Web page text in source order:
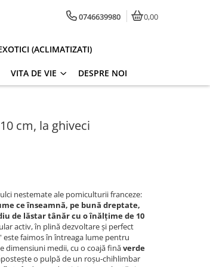
0746639980 0,00
(ACLIMATIZATI)
VITA DE VIE DESPRE NOI
cm, la ghiveci
nestemate ale pomiculturii franceze:
ce înseamnă, pe bună dreptate,
de lăstar tânăr cu o înălțime de 10
activ, în plină dezvoltare și perfect
faimos în întreaga lume pentru
dimensiuni medii, cu o coajă finăverde
o pulpă de un roșu-chihlimbar